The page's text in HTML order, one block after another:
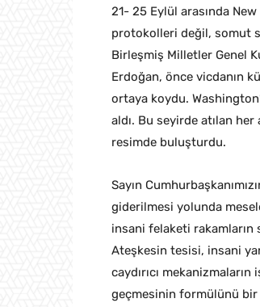
21- 25 Eylül arasında
protokolleri değil, somut
Birleşmiş Milletler Genel
Erdoğan, önce vicdanın
ortaya koydu.
aldı. Bu seyirde atılan
resimde buluşturdu.
Sayın
giderilmesi yolunda
insani felaketi
Ateşkesin tesisi, insani
caydırıcı
geçmesinin formülünü bir